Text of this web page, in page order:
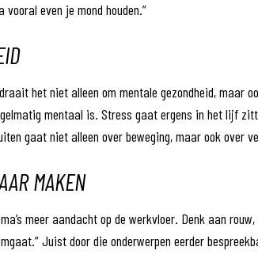
even je mond houden.”
draait het niet alleen om mentale gezondheid,
mentaal is. Stress gaat ergens in het lijf
gaat niet alleen over beweging, maar ook over
MAKEN
meer aandacht op de werkvloer. Denk aan
Juist door die onderwerpen eerder